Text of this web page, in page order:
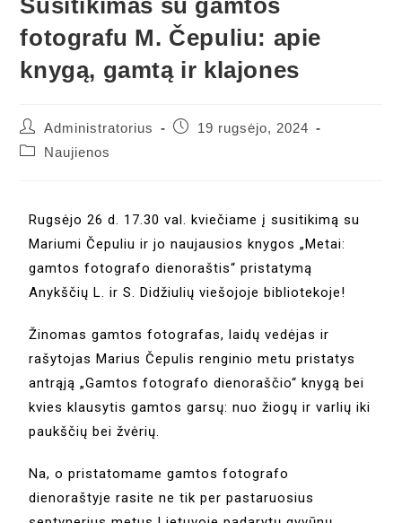
fotografu M. Čepuliu: apie
knygą, gamtą ir klajones
Administratorius
19 rugsėjo, 2024
Naujienos
Rugsėjo 26 d. 17.30 val. kviečiame į susitikimą su
Mariumi Čepuliu ir jo naujausios knygos „Metai:
gamtos fotografo dienoraštis“ pristatymą
Anykščių L. ir S. Didžiulių viešojoje bibliotekoje!
Žinomas gamtos fotografas, laidų vedėjas ir
rašytojas Marius Čepulis renginio metu pristatys
antrąją „Gamtos fotografo dienoraščio“ knygą bei
kvies klausytis gamtos garsų: nuo žiogų ir varlių iki
paukščių bei žvėrių.
Na, o pristatomame gamtos fotografo
dienoraštyje rasite ne tik per pastaruosius